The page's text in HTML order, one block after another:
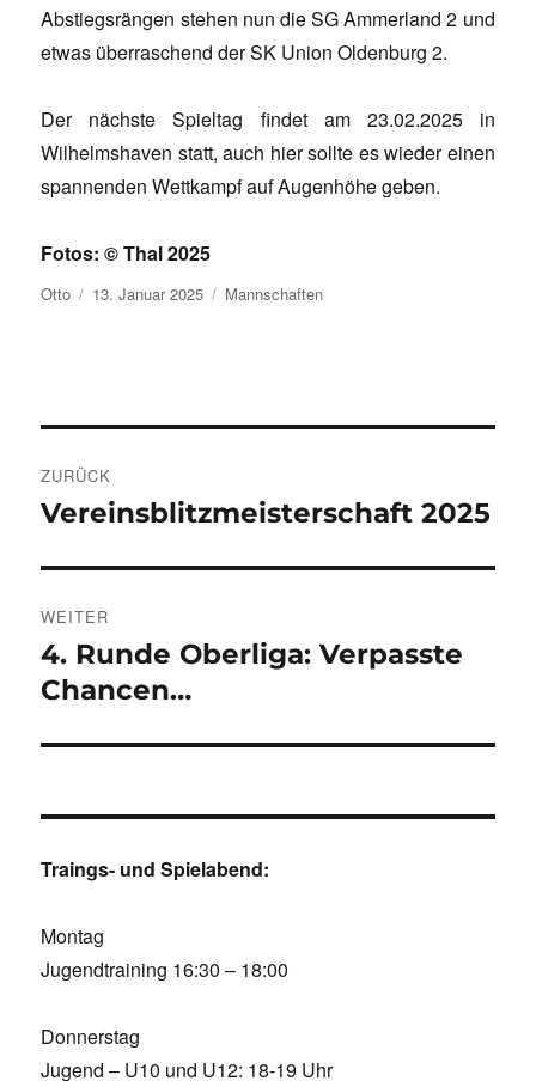
Abstiegsrängen stehen nun die SG Ammerland 2 und
etwas überraschend der SK Union Oldenburg 2.
Der nächste Spieltag findet am 23.02.2025 in
Wilhelmshaven statt, auch hier sollte es wieder einen
spannenden Wettkampf auf Augenhöhe geben.
Fotos: © Thal 2025
Autor
Otto Veröffentlicht
13. Januar 2025 Kategorien
Mannschaften
ZURÜCK
Vorheriger
Vereinsblitzmeisterschaft 2025
WEITER
Nächster
Beitrag:
4. Runde Oberliga: Verpasste
Chancen…
Traings- und Spielabend:
Montag
Jugendtraining 16:30 – 18:00
Donnerstag
Jugend – U10 und U12: 18-19 Uhr